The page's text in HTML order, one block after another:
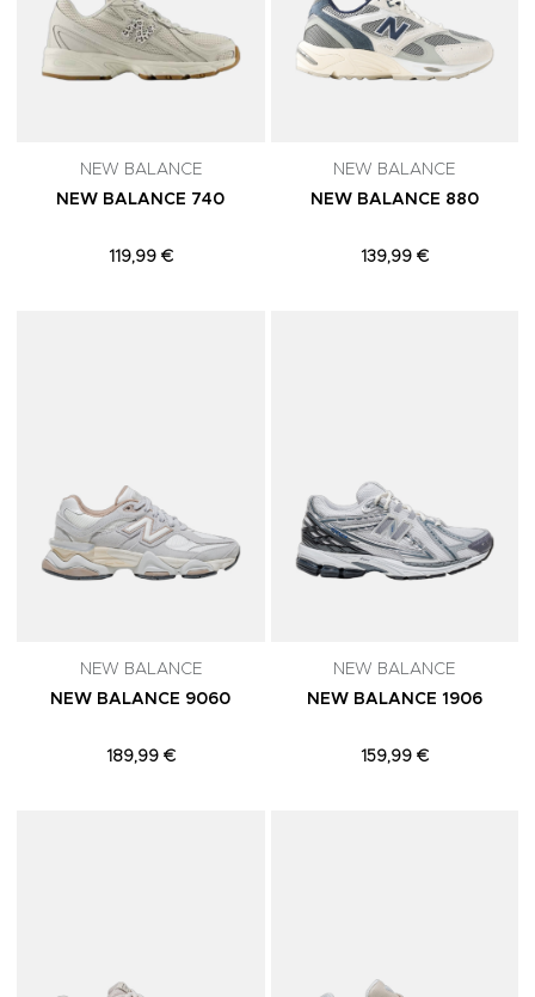
NEW BALANCE
NEW BALANCE 740
119,99 €
NEW BALANCE
NEW BALANCE 880
139,99 €
NEW BALANCE
NEW BALANCE 9060
189,99 €
NEW BALANCE
NEW BALANCE 1906
159,99 €